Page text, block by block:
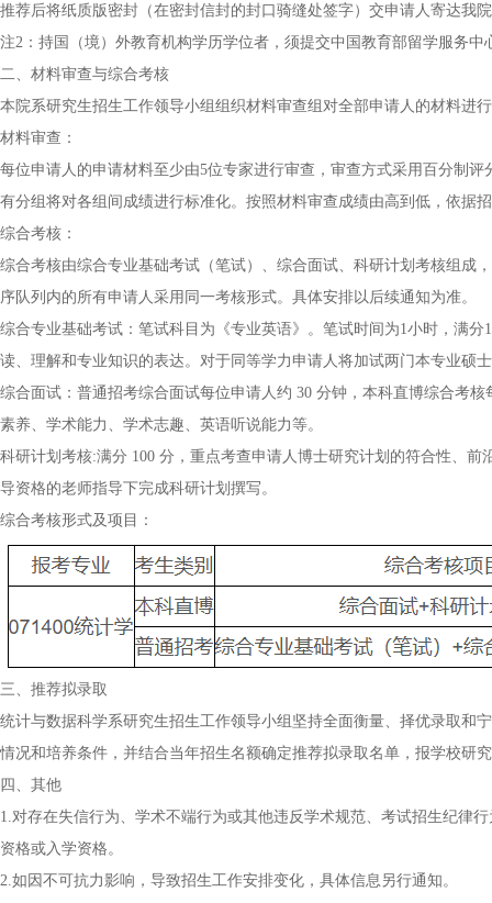
推荐后将纸质版密封（在密封信封的封口骑缝处签字）交申请人寄达我
注2：持国（境）外教育机构学历学位者，须提交中国教育部留学服务中
二、材料审查与综合考核
本院系研究生招生工作领导小组组织材料审查组对全部申请人的材料进
材料审查：
每位申请人的申请材料至少由5位专家进行审查，审查方式采用百分制
有分组将对各组间成绩进行标准化。按照材料审查成绩由高到低，依据
综合考核：
综合考核由综合专业基础考试（笔试）、综合面试、科研计划考核组成
序队列内的所有申请人采用同一考核形式。具体安排以后续通知为准。
综合专业基础考试：笔试科目为《专业英语》。笔试时间为1小时，满
读、理解和专业知识的表达。对于同等学力申请人将加试两门本专业硕
综合面试：普通招考综合面试每位申请人约 30 分钟，本科直博综合考
素养、学术能力、学术志趣、英语听说能力等。
科研计划考核:满分 100 分，重点考查申请人博士研究计划的符合性、
导资格的老师指导下完成科研计划撰写。
综合考核形式及项目：
三、推荐拟录取
统计与数据科学系研究生招生工作领导小组坚持全面衡量、择优录取和
情况和培养条件，并结合当年招生名额确定推荐拟录取名单，报学校研
四、其他
1.对存在失信行为、学术不端行为或其他违反学术规范、考试招生纪律
资格或入学资格。
2.如因不可抗力影响，导致招生工作安排变化，具体信息另行通知。